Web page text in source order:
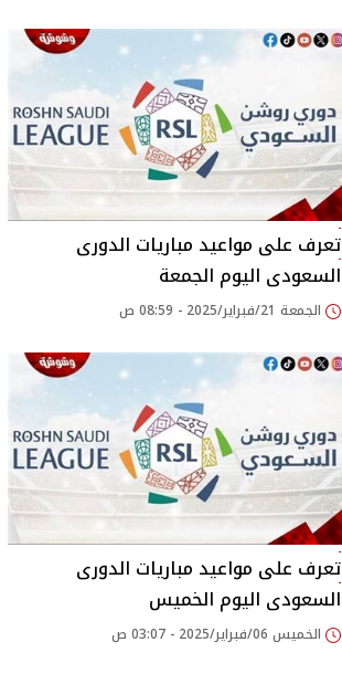
تعرف على مواعيد مباريات الدورى
السعودى اليوم الجمعة
الجمعة 21/فبراير/2025 - 08:59 ص
تعرف على مواعيد مباريات الدورى
السعودى اليوم الخميس
الخميس 06/فبراير/2025 - 03:07 ص